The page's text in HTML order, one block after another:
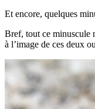
Et encore, quelques
Bref, tout ce minuscule
à l’image de ces deux